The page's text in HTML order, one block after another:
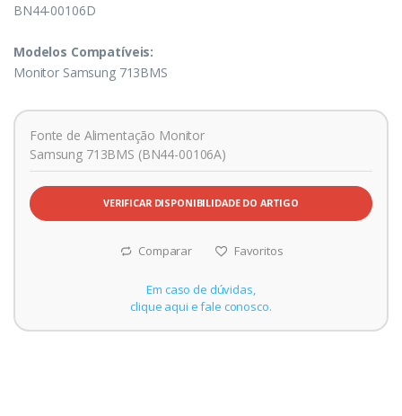
BN44-00106D
Modelos Compatíveis:
Monitor Samsung 713BMS
Fonte de Alimentação Monitor
Samsung 713BMS (BN44-00106A)
VERIFICAR DISPONIBILIDADE DO ARTIGO
Comparar Favoritos
Em caso de dúvidas,
clique aqui e fale conosco.